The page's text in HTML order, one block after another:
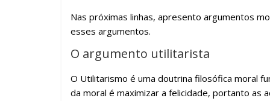
Nas próximas linhas, apresento argumentos
esses argumentos.
O argumento utilitarista
O Utilitarismo é uma doutrina filosófica moral
da moral é maximizar a felicidade, portanto as